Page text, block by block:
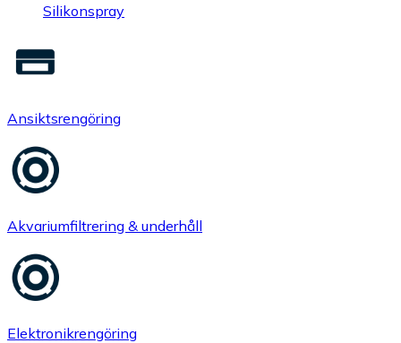
Silikonspray
Ansiktsrengöring
Akvariumfiltrering & underhåll
Elektronikrengöring